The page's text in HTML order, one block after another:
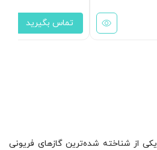
تماس بگیرید
یکی از شناخته شده‌ترین گازهای فریونی